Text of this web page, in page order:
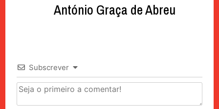
António Graça de Abreu
Subscrever